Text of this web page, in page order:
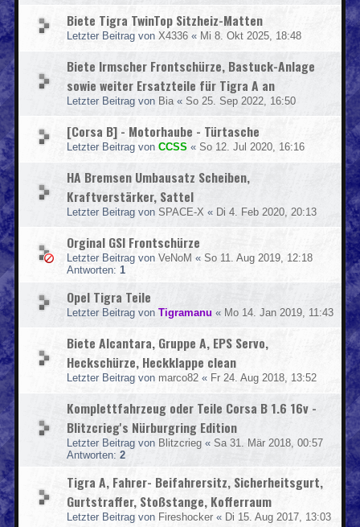
Biete Tigra TwinTop Sitzheiz-Matten
Letzter Beitrag von X4336 « Mi 8. Okt 2025, 18:48
Biete Irmscher Frontschürze, Bastuck-Anlage
sowie weiter Ersatzteile für Tigra A an
Letzter Beitrag von Bia « So 25. Sep 2022, 16:50
[Corsa B] - Motorhaube - Türtasche
Letzter Beitrag von CCSS « So 12. Jul 2020, 16:16
HA Bremsen Umbausatz Scheiben,
Kraftverstärker, Sattel
Letzter Beitrag von SPACE-X « Di 4. Feb 2020, 20:13
Orginal GSI Frontschürze
Letzter Beitrag von VeNoM « So 11. Aug 2019, 12:18
Antworten: 1
Opel Tigra Teile
Letzter Beitrag von Tigramanu « Mo 14. Jan 2019, 11:43
Biete Alcantara, Gruppe A, EPS Servo,
Heckschürze, Heckklappe clean
Letzter Beitrag von marco82 « Fr 24. Aug 2018, 13:52
Komplettfahrzeug oder Teile Corsa B 1.6 16v -
Blitzcrieg's Nürburgring Edition
Letzter Beitrag von Blitzcrieg « Sa 31. Mär 2018, 00:57
Antworten: 2
Tigra A, Fahrer- Beifahrersitz, Sicherheitsgurt,
Gurtstraffer, Stoßstange, Kofferraum
Letzter Beitrag von Fireshocker « Di 15. Aug 2017, 13:03